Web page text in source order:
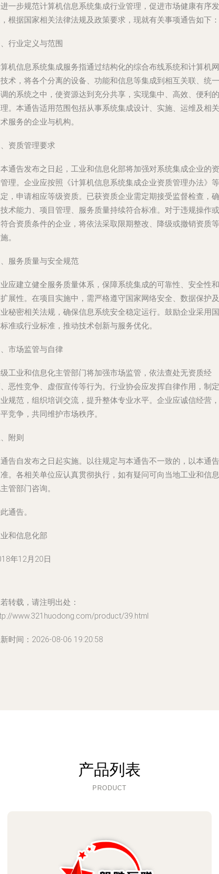
一步规范计算机信息系统集成行业管理，促进市场健康有序发
根据国家相关法律法规及政策要求，现就有关事项通告如下：
行业定义与范围
机信息系统集成服务指通过结构化的综合布线系统和计算机网
术，将各个分离的设备、功能和信息等集成到相互关联、统一
的系统之中，使资源达到充分共享，实现集中、高效、便利的
。本通告适用范围包括从事系统集成设计、实施、运维及相关
服务的企业与机构。
资质管理要求
通告发布之日起，工业和信息化部将加强对系统集成企业的资
理。企业应按照《计算机信息系统集成企业资质管理办法》等
，申请相应等级资质。已获资质企业需定期接受监督检查，确
术能力、项目管理、服务质量持续符合标准。对于违规操作或
合资质条件的企业，将依法采取限期整改、降级或撤销资质等
。
服务质量与安全规范
应建立健全服务质量体系，保障系统集成的可靠性、安全性和
展性。在项目实施中，需严格遵守国家网络安全、数据保护及
秘密相关法规，确保信息系统安全稳定运行。鼓励企业采用国
准或行业标准，推动技术创新与服务优化。
市场监管与自律
工业和信息化主管部门将加强市场监管，依法查处无资质经
恶性竞争、虚假宣传等行为。行业协会应发挥自律作用，制定
规范，组织培训交流，提升整体专业水平。企业应诚信经营，
竞争，共同维护市场秩序。
附则
告自发布之日起实施。以往规定与本通告不一致的，以本通告
。各相关单位应认真贯彻执行，如有疑问可向当地工业和信息
管部门咨询。
通告。
和信息化部
年12月20日
转载，请注明出处：
www.321huodong.com/product/39.html
时间：2026-08-06 19:20:58
产品列表
PRODUCT